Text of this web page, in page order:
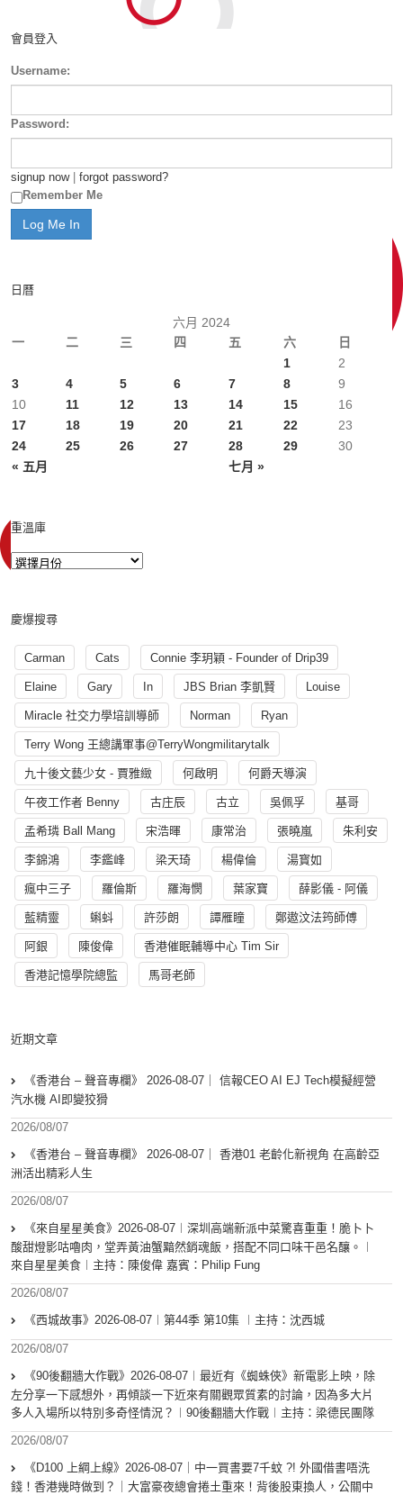
會員登入
Username:
Password:
signup now| forgot password?
Remember Me
日曆
六月 2024
一
二 三 四 五 六 日
« 五月 七月 »
1
2
3
4 5 6 7 8
9
10
11 12 13 14 15
16
17
18 19 20 21 22
23
24
25 26 27 28 29 30
重溫庫
慶爆搜尋
Carman Cats Connie 李玥穎 - Founder of Drip39
Elaine Gary In JBS Brian 李凱賢 Louise
Miracle 社交力學培訓導師 Norman Ryan
Terry Wong 王總講軍事@TerryWongmilitarytalk
九十後文藝少女 - 賈雅緻 何啟明 何爵天導演
午夜工作者 Benny 古庄辰 古立 吳佩孚 基哥
孟希璘 Ball Mang 宋浩暉 康常治 張曉嵐 朱利安
李錦鴻 李鑑峰 梁天琦 楊偉倫 湯寳如
瘋中三子 羅倫斯 羅海憫 葉家寶 薛影儀 - 阿儀
藍精靈 蝌蚪 許莎朗 譚雁瞳 鄭遨汶法筠師傅
阿銀 陳俊偉 香港催眠輔導中心 Tim Sir
香港記憶學院總監 馬哥老師
近期文章
《香港台 – 聲音專欄》 2026-08-07｜ 信報CEO AI EJ Tech模擬經營
汽水機 AI即變狡猾
2026/08/07
《香港台 – 聲音專欄》 2026-08-07｜ 香港01 老齡化新視角 在高齡亞
洲活出精彩人生
2026/08/07
《來自星星美食》2026-08-07︱深圳高端新派中菜驚喜重重！脆卜卜
酸甜燈影咕嚕肉，堂弄黃油蟹黯然銷魂飯，搭配不同口味干邑名釀。︱
來自星星美食︱主持：陳俊偉 嘉賓：Philip Fung
2026/08/07
《西城故事》2026-08-07︱第44季 第10集 ︱主持：沈西城
2026/08/07
《90後翻牆大作戰》2026-08-07︱最近有《蜘蛛俠》新電影上映，除
左分享一下感想外，再傾談一下近來有關觀眾質素的討論，因為多大片
多人入場所以特別多奇怪情況？︱90後翻牆大作戰︱主持：梁德民團隊
2026/08/07
《D100 上綱上線》2026-08-07｜中一買書要7千蚊 ?! 外國借書唔洗
錢！香港幾時做到？｜大富豪夜總會捲土重來！背後股東換人，公關中